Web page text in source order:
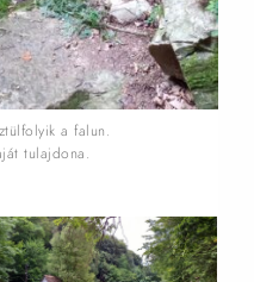
a falun.
tulajdona.